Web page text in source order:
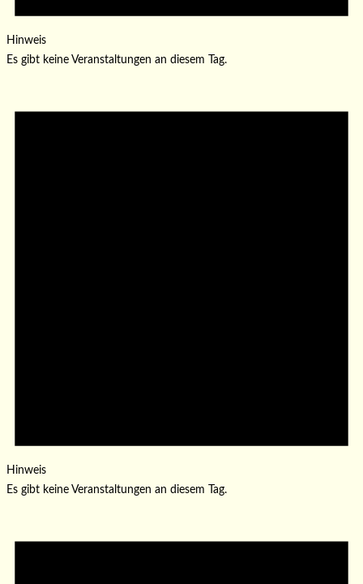
Hinweis
Es gibt keine Veranstaltungen an diesem Tag.
Hinweis
Es gibt keine Veranstaltungen an diesem Tag.